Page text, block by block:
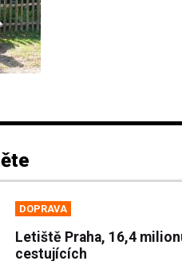
DOPRAVA
Letiště Praha, 16,4
cestujících